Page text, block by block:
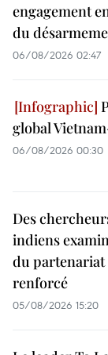
engagement
du
06/08/2026 02:47
global
06/08/2026 00:30
Des
indiens
du partenariat
renforcé
05/08/2026 15:20